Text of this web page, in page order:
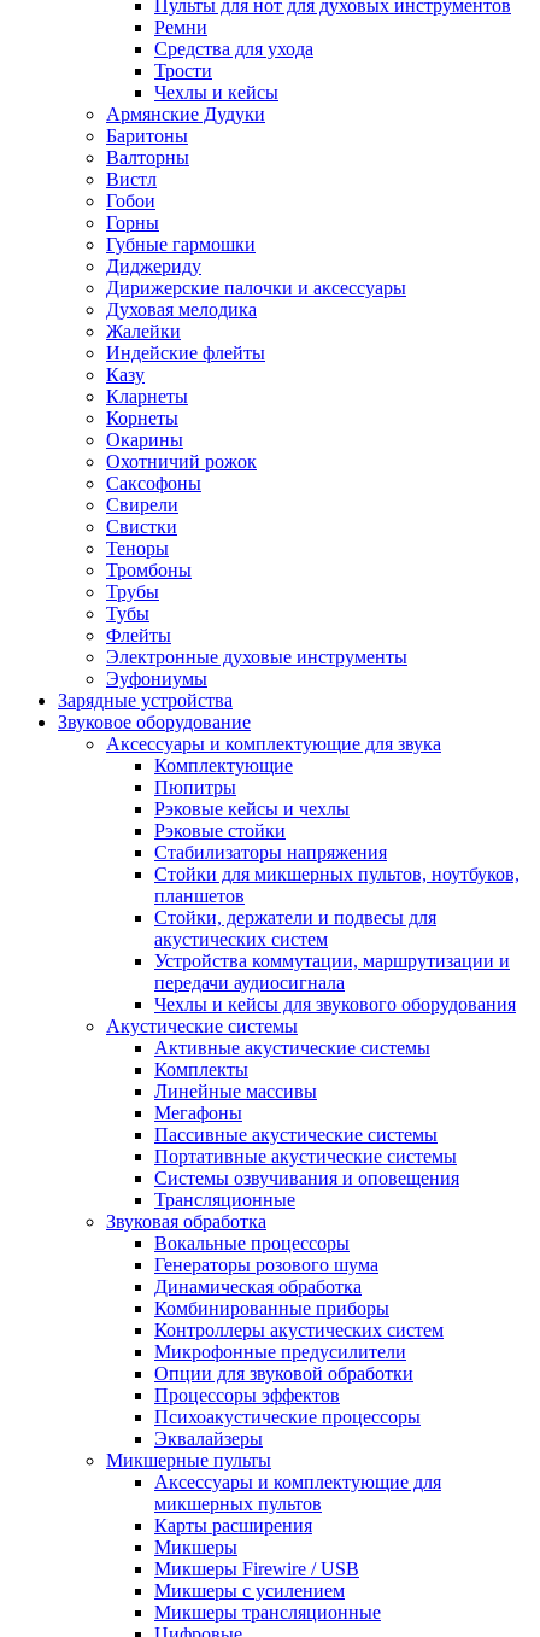
Пульты для нот для духовых инструментов
Ремни
Средства для ухода
Трости
Чехлы и кейсы
Армянские Дудуки
Баритоны
Валторны
Вистл
Гобои
Горны
Губные гармошки
Диджериду
Дирижерские палочки и аксессуары
Духовая мелодика
Жалейки
Индейские флейты
Казу
Кларнеты
Корнеты
Окарины
Охотничий рожок
Саксофоны
Свирели
Свистки
Теноры
Тромбоны
Трубы
Тубы
Флейты
Электронные духовые инструменты
Эуфониумы
Зарядные устройства
Звуковое оборудование
Аксессуары и комплектующие для звука
Комплектующие
Пюпитры
Рэковые кейсы и чехлы
Рэковые стойки
Стабилизаторы напряжения
Стойки для микшерных пультов, ноутбуков,
планшетов
Стойки, держатели и подвесы для
акустических систем
Устройства коммутации, маршрутизации и
передачи аудиосигнала
Чехлы и кейсы для звукового оборудования
Акустические системы
Активные акустические системы
Комплекты
Линейные массивы
Мегафоны
Пассивные акустические системы
Портативные акустические системы
Системы озвучивания и оповещения
Трансляционные
Звуковая обработка
Вокальные процессоры
Генераторы розового шума
Динамическая обработка
Комбинированные приборы
Контроллеры акустических систем
Микрофонные предусилители
Опции для звуковой обработки
Процессоры эффектов
Психоакустические процессоры
Эквалайзеры
Микшерные пульты
Аксессуары и комплектующие для
микшерных пультов
Карты расширения
Микшеры
Микшеры Firewire / USB
Микшеры с усилением
Микшеры трансляционные